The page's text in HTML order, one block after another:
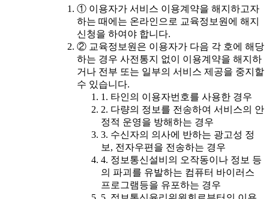
① 이용자가 서비스 이용계약을 해지하고자
하는 때에는 온라인으로 교육정보원에 해지
신청을 하여야 합니다.
② 교육정보원은 이용자가 다음 각 호에 해당
하는 경우 사전통지 없이 이용계약을 해지하
거나 전부 또는 일부의 서비스 제공을 중지할
수 있습니다.
1. 타인의 이용자번호를 사용한 경우
2. 다량의 정보를 전송하여 서비스의 안
정적 운영을 방해하는 경우
3. 수신자의 의사에 반하는 광고성 정
보, 전자우편을 전송하는 경우
4. 정보통신설비의 오작동이나 정보 등
의 파괴를 유발하는 컴퓨터 바이러스
프로그램등을 유포하는 경우